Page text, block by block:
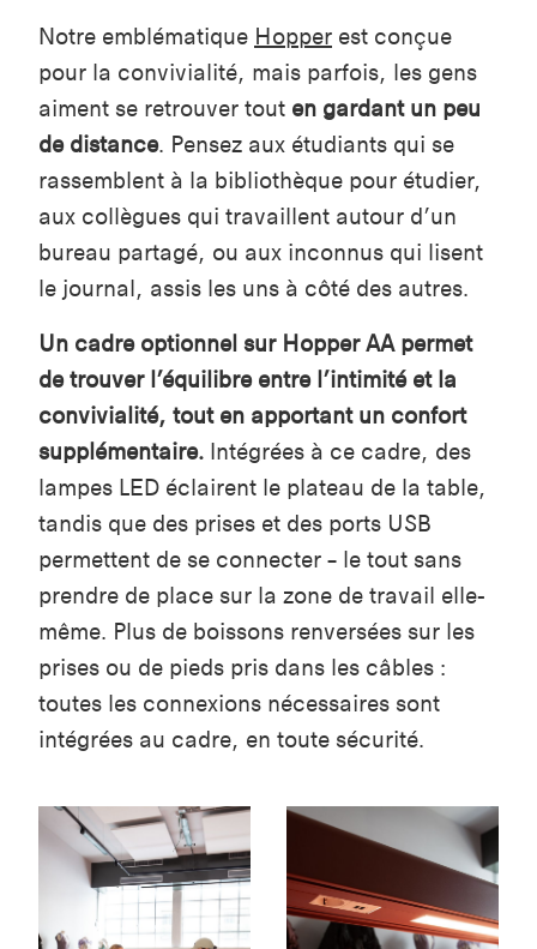
Notre emblématique Hopper est conçue
pour la convivialité, mais parfois, les gens
aiment se retrouver tout en gardant un peu
de distance. Pensez aux étudiants qui se
rassemblent à la bibliothèque pour étudier,
aux collègues qui travaillent autour d’un
bureau partagé, ou aux inconnus qui lisent
le journal, assis les uns à côté des autres.
Un cadre optionnel sur Hopper AA permet
de trouver l’équilibre entre l’intimité et la
convivialité, tout en apportant un confort
supplémentaire. Intégrées à ce cadre, des
lampes LED éclairent le plateau de la table,
tandis que des prises et des ports USB
permettent de se connecter – le tout sans
prendre de place sur la zone de travail elle-
même. Plus de boissons renversées sur les
prises ou de pieds pris dans les câbles :
toutes les connexions nécessaires sont
intégrées au cadre, en toute sécurité.